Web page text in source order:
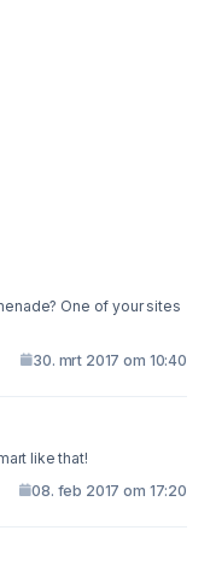
One of your sites
30. mrt 2017 om 10:40
like that!
08. feb 2017 om 17:20